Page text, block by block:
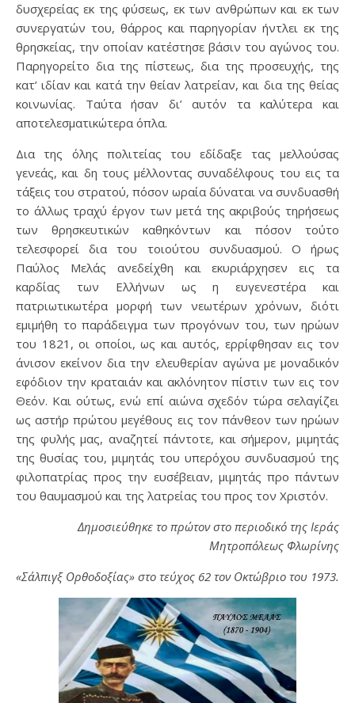
δυσχερείας εκ της φύσεως, εκ των ανθρώπων και εκ των
συνεργατών του, θάρρος και παρηγορίαν ήντλει εκ της
θρησκείας, την οποίαν κατέστησε βάσιν του αγώνος του.
Παρηγορείτο δια της πίστεως, δια της προσευχής, της
κατ’ ιδίαν και κατά την θείαν λατρείαν, και δια της θείας
κοινωνίας. Ταύτα ήσαν δι’ αυτόν τα καλύτερα και
αποτελεσματικώτερα όπλα.
Δια της όλης πολιτείας του εδίδαξε τας μελλούσας
γενεάς, και δη τους μέλλοντας συναδέλφους του εις τα
τάξεις του στρατού, πόσον ωραία δύναται να συνδυασθή
το άλλως τραχύ έργον των μετά της ακριβούς τηρήσεως
των θρησκευτικών καθηκόντων και πόσον τούτο
τελεσφορεί δια του τοιούτου συνδυασμού. Ο ήρως
Παύλος Μελάς ανεδείχθη και εκυριάρχησεν εις τα
καρδίας των Ελλήνων ως η ευγενεστέρα και
πατριωτικωτέρα μορφή των νεωτέρων χρόνων, διότι
εμιμήθη το παράδειγμα των προγόνων του, των ηρώων
του 1821, οι οποίοι, ως και αυτός, ερρίφθησαν εις τον
άνισον εκείνον δια την ελευθερίαν αγώνα με μοναδικόν
εφόδιον την κραταιάν και ακλόνητον πίστιν των εις τον
Θεόν. Και ούτως, ενώ επί αιώνα σχεδόν τώρα σελαγίζει
ως αστήρ πρώτου μεγέθους εις τον πάνθεον των ηρώων
της φυλής μας, αναζητεί πάντοτε, και σήμερον, μιμητάς
της θυσίας του, μιμητάς του υπερόχου συνδυασμού της
φιλοπατρίας προς την ευσέβειαν, μιμητάς προ πάντων
του θαυμασμού και της λατρείας του προς τον Χριστόν.
Δημοσιεύθηκε το πρώτον στο περιοδικό της Ιεράς
Μητροπόλεως Φλωρίνης
«Σάλπιγξ Ορθοδοξίας» στο τεύχος 62 τον Οκτώβριο του 1973.